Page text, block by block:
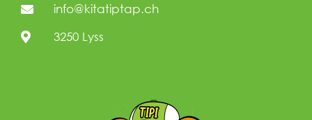
info@kitatiptap.ch
3250 Lyss